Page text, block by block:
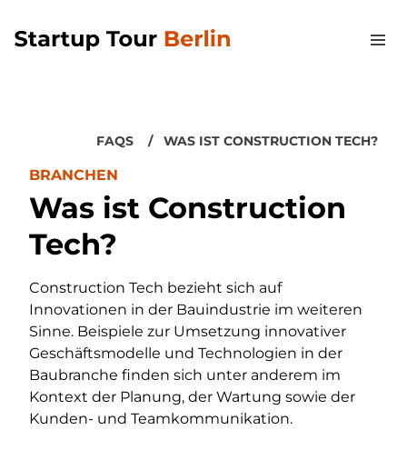
FAQS WAS IST CONSTRUCTION TECH?
BRANCHEN
Was ist Construction
Tech?
Construction Tech bezieht sich auf
Innovationen in der Bauindustrie im weiteren
Sinne. Beispiele zur Umsetzung innovativer
Geschäftsmodelle und Technologien in der
Baubranche finden sich unter anderem im
Kontext der Planung, der Wartung sowie der
Kunden- und Teamkommunikation.